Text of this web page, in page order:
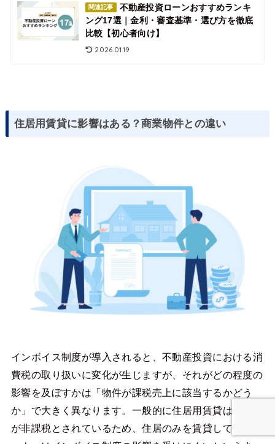
関連記事
不動産投資ローンおすすめランキ
ング17選｜金利・審査基準・選び方を徹底
比較【初心者向け】
2026.01.19
住居用賃貸に影響はある？商業物件との違い
インボイス制度が導入されると、不動産投資における消
費税の取り扱いに変化が生じますが、それがどの程度の
影響を及ぼすかは「物件が課税売上に該当するかどう
か」で大きく異なります。一般的に住居用賃貸は消費税
が非課税とされているため、住居のみを賃貸しているオ